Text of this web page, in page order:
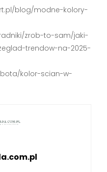
blog/modne-kolory-
zrob-to-sam/jaki-
trendow-na-2025-
kolor-scian-w-